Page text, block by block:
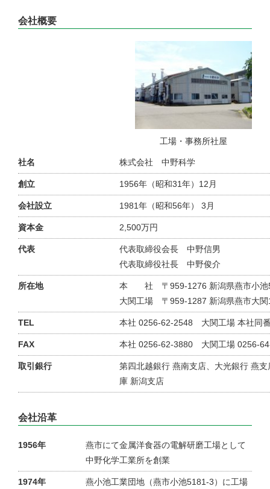
会社概要
工場・事務所社屋
社名 株式会社 中野科学
創立 1956年（昭和31年）12月
会社設立 1981年（昭和56年） 3月
資本金 2,500万円
代表
代表取締役会長 中野信男
代表取締役社長 中野俊介
所在地
本 社 〒959-1276 新潟県燕市小池
大関工場 〒959-1287 新潟県燕市大関
TEL 本社 0256-62-2548 大関工場 本社同
FAX 本社 0256-62-3880 大関工場 0256-
取引銀行
第四北越銀行 燕南支店、大光銀行 燕
庫 新潟支店
会社沿革
1956年
燕市にて金属洋食器の電解研磨工場として
中野化学工業所を創業
1974年
燕小池工業団地（燕市小池5181-3）に工場